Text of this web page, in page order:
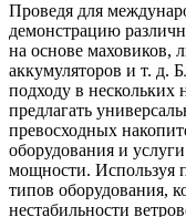
Проведя для
демонстрацию
на основе маховиков,
аккумуляторов и т. д.
подходу в нескольких
предлагать
превосходных
оборудования и
мощности. Используя
типов оборудования,
нестабильности